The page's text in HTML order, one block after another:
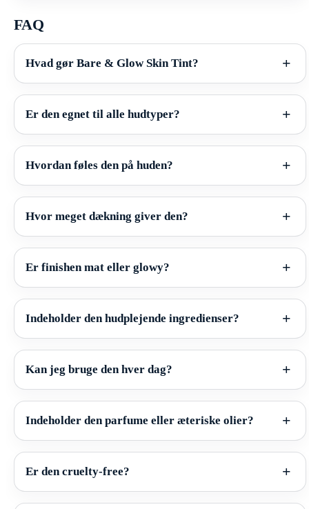
FAQ
Hvad gør Bare & Glow Skin Tint?
Er den egnet til alle hudtyper?
Hvordan føles den på huden?
Hvor meget dækning giver den?
Er finishen mat eller glowy?
Indeholder den hudplejende ingredienser?
Kan jeg bruge den hver dag?
Indeholder den parfume eller æteriske olier?
Er den cruelty-free?